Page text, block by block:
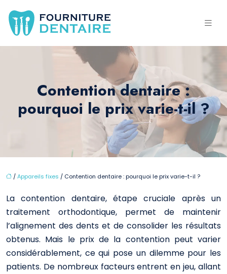
Contention dentaire :
pourquoi le prix varie-t-il ?
/Appareils fixes / Contention dentaire : pourquoi le prix varie-t-il ?
La contention dentaire, étape cruciale après un
traitement orthodontique, permet de maintenir
l’alignement des dents et de consolider les résultats
obtenus. Mais le prix de la contention peut varier
considérablement, ce qui pose un dilemme pour les
patients. De nombreux facteurs entrent en jeu, allant